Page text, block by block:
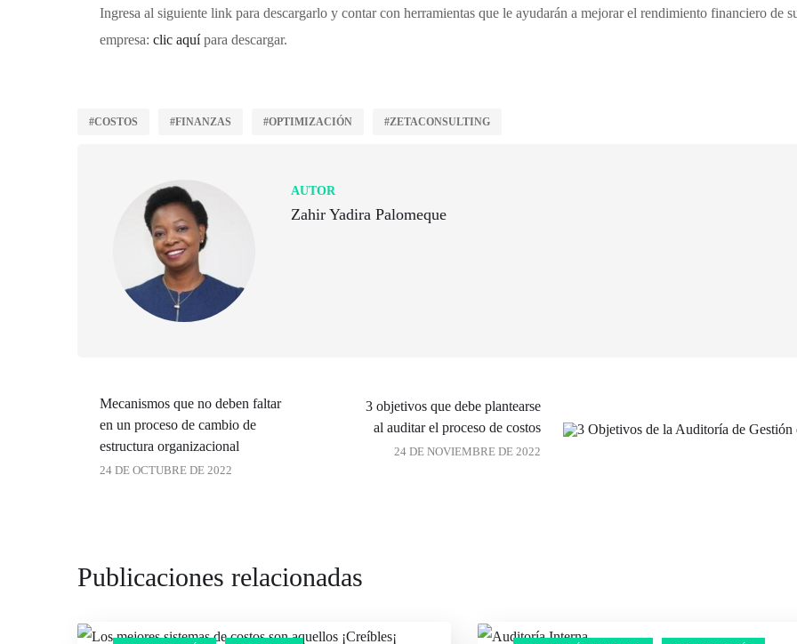
Ingresa al siguiente link para descargarlo y contar con herramientas que le ayudarán a mejorar el rendimiento financiero de
empresa: clic aquípara descargar.
#COSTOS #FINANZAS #OPTIMIZACIÓN #ZETACONSULTING
AUTOR
Zahir Yadira Palomeque
Mecanismos que no deben faltar
en un proceso de cambio de
estructura organizacional
24 DE OCTUBRE DE 2022
3 objetivos que debe plantearse
al auditar el proceso de costos
24 DE NOVIEMBRE DE 2022
Publicaciones relacionadas